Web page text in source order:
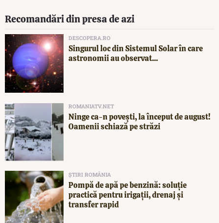
Recomandări din presa de azi
DESCOPERA.RO
Singurul loc din Sistemul Solar în care
astronomii au observat...
ROMANIATV.NET
Ninge ca-n povești, la început de august!
Oamenii schiază pe străzi
ȘTIRI ROMÂNIA
Pompă de apă pe benzină: soluție
practică pentru irigații, drenaj și
transfer rapid